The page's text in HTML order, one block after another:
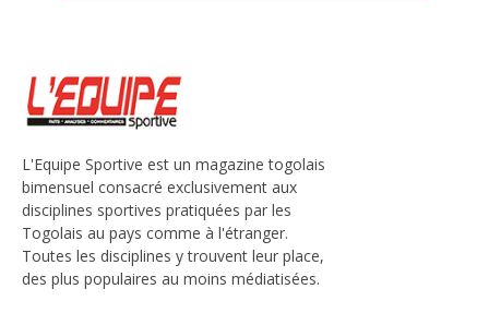
L'Equipe Sportive est un magazine togolais
bimensuel consacré exclusivement aux
disciplines sportives pratiquées par les
Togolais au pays comme à l'étranger.
Toutes les disciplines y trouvent leur place,
des plus populaires au moins médiatisées.